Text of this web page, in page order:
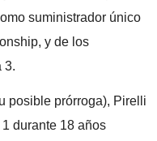
suministrador único
y de los
3.
posible prórroga), Pirelli
durante 18 años